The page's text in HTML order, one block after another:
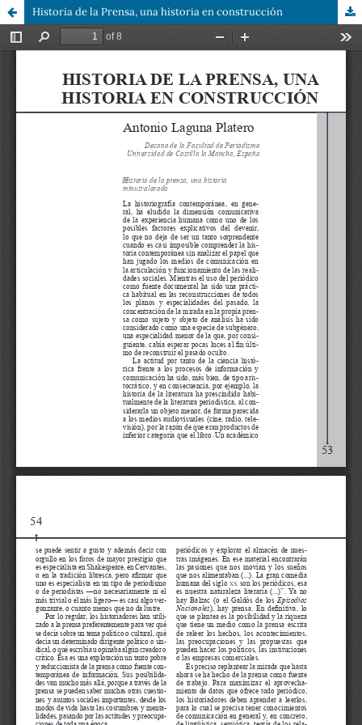
Historia de la Prensa, una historia en construcción